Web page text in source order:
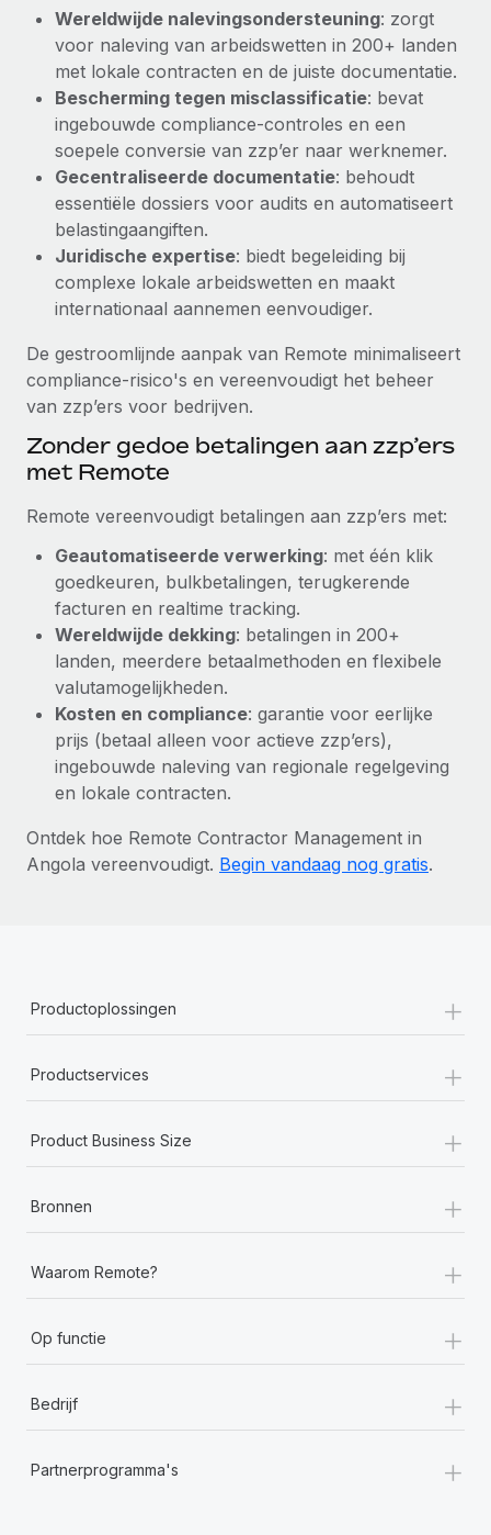
Mobiliteit en overplaatsing
Plaats werknemers moeiteloos over
Secundaire arbeidsvoorwaarden
Eenvoudig secundaire arbeidsvoorwaarden
beheren
payroll
Reverse Tech in een oogopslag Reverse Tech, een start-
up op het gebied van gezondheid en welzijn,...
Meer informatie
Naar de blog
BLOG
Productupdates van Remote: Gusto- en Xero-
integraties en Contractor Management Plus
te helpen bij het aannemen, beheren en...
Meer informatie
Hoe Phiture 55 werknemers in 19 landen
beheert met Remote
Phiture, een toonaangevende leider in de wereldwijde
mobiele groeiadviessector, zet zich sinds 2016...
Wereldwijde nalevingsondersteuning: zorgt
voor naleving van arbeidswetten in 200+ landen
met lokale contracten en de juiste documentatie.
Bescherming tegen misclassificatie: bevat
ingebouwde compliance-controles en een
soepele conversie van zzp’er naar werknemer.
Gecentraliseerde documentatie: behoudt
essentiële dossiers voor audits en automatiseert
belastingaangiften.
Juridische expertise: biedt begeleiding bij
complexe lokale arbeidswetten en maakt
internationaal aannemen eenvoudiger.
De gestroomlijnde aanpak van Remote minimaliseert
compliance-risico's en vereenvoudigt het beheer
van zzp’ers voor bedrijven.
Zonder gedoe betalingen aan zzp’ers
met Remote
Remote vereenvoudigt betalingen aan zzp’ers met:
Geautomatiseerde verwerking: met één klik
goedkeuren, bulkbetalingen, terugkerende
facturen en realtime tracking.
Wereldwijde dekking: betalingen in 200+
landen, meerdere betaalmethoden en flexibele
valutamogelijkheden.
Kosten en compliance: garantie voor eerlijke
prijs (betaal alleen voor actieve zzp’ers),
ingebouwde naleving van regionale regelgeving
en lokale contracten.
Ontdek hoe Remote Contractor Management in
Angola vereenvoudigt. Begin vandaag nog gratis.
Productoplossingen +
Productservices +
Product Business Size +
Bronnen +
Waarom Remote? +
Op functie +
Bedrijf +
Partnerprogramma's +